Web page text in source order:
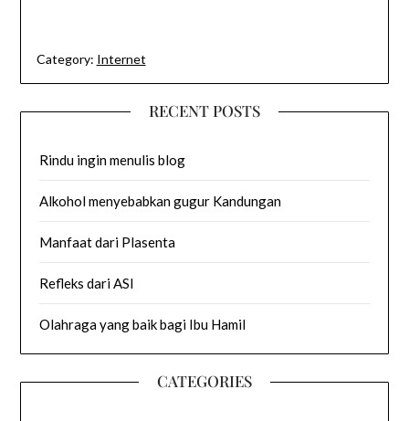
Category: Internet
RECENT POSTS
Rindu ingin menulis blog
Alkohol menyebabkan gugur Kandungan
Manfaat dari Plasenta
Refleks dari ASI
Olahraga yang baik bagi Ibu Hamil
CATEGORIES